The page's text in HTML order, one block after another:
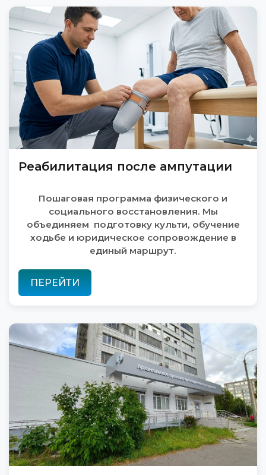
Реабилитация после ампутации
Пошаговая программа физического и
социального восстановления. Мы
объединяем подготовку культи, обучение
ходьбе и юридическое сопровождение в
единый маршрут.
ПЕРЕЙТИ